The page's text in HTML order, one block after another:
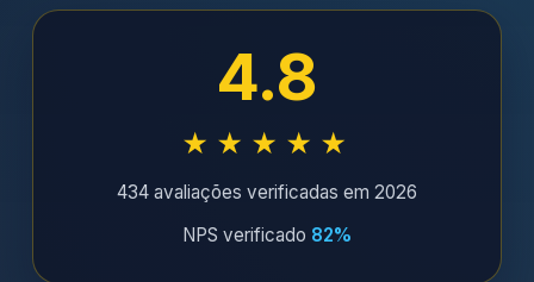
4.8
★★★★★
434 avaliações verificadas em 2026
NPS verificado 82%